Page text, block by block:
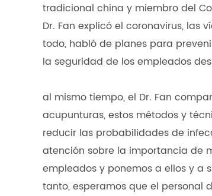
tradicional china y miembro del
Dr. Fan explicó el coronavirus, las
todo, habló de planes para
la seguridad de los empleados
al mismo tiempo, el Dr. Fan
acupunturas, estos métodos y
reducir las probabilidades de
atención sobre la importancia de
empleados y ponemos a ellos y a
tanto, esperamos que el personal